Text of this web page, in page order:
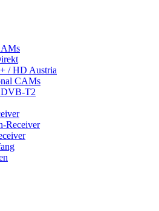
/ HD Austria
CAMs
DVB-T2
Receiver